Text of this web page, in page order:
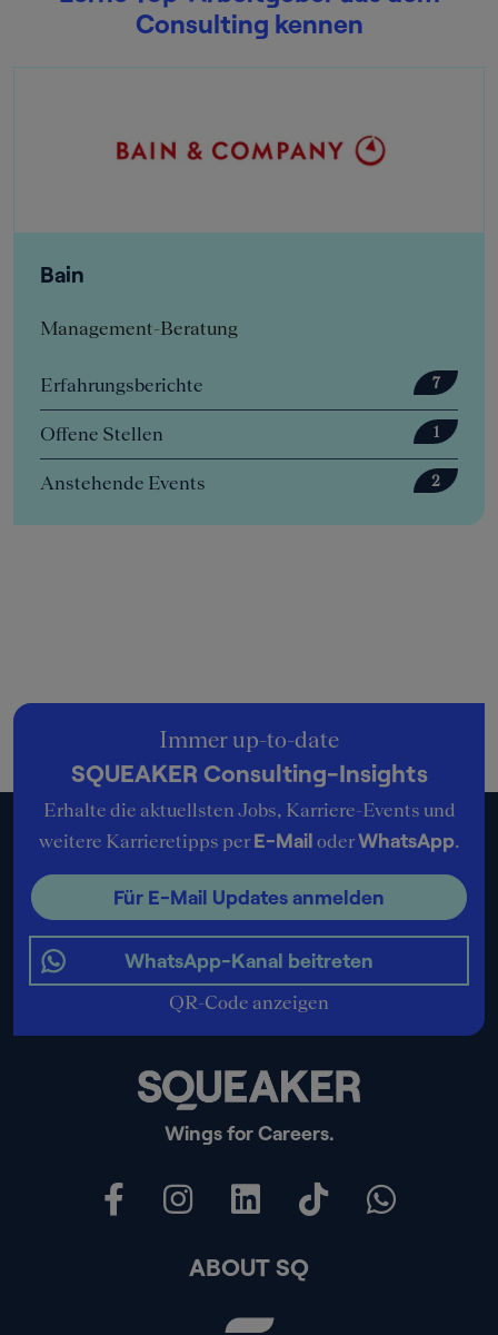
Consulting kennen
Bain
Management-Beratung
Erfahrungsberichte 7
Offene Stellen 1
Anstehende Events 2
Wings for Careers.
Immer up-to-date
SQUEAKER Consulting-Insights
Erhalte die aktuellsten Jobs, Karriere-Events und
weitere Karrieretipps per E-Mail oderWhatsApp.
Für E-Mail Updates anmelden
WhatsApp-Kanal beitreten
QR-Code anzeigen
ABOUT SQ